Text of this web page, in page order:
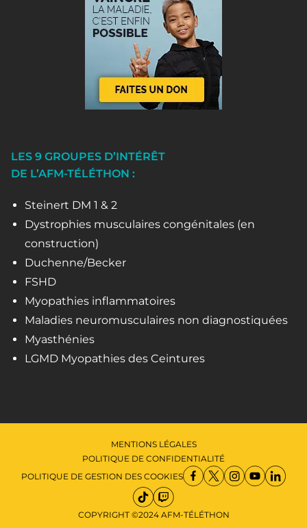
LES 9 GROUPES D’INTÉRÊT
DE L’AFM-TÉLÉTHON :
Steinert DM 1 & 2
Dystrophies musculaires congénitales (en
construction)
Duchenne/Becker
FSHD
Myopathies inflammatoires
Maladies neuromusculaires non diagnostiquées
Myasthénies
LGMD Myopathies des Ceintures
COPYRIGHT ©2024 AFM-TÉLÉTHON
MENTIONS LÉGALES
POLITIQUE DE CONFIDENTIALITÉ
POLITIQUE DE GESTION DES COOKIES